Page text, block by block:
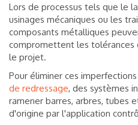
Lors de processus tels que le
usinages mécaniques ou les
composants métalliques
compromettent les tolérances
le projet.
Pour éliminer ces
de redressage, des systèmes
ramener barres, arbres, tubes
d'origine par l'application